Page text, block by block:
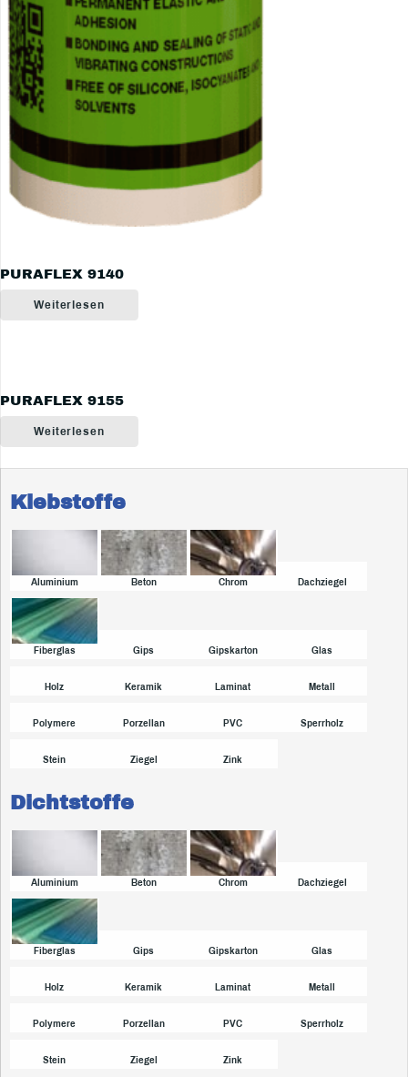
PURAFLEX 9140
Weiterlesen
PURAFLEX 9155
Weiterlesen
Klebstoffe
Aluminium Beton Chrom Dachziegel
Fiberglas Gips Gipskarton Glas
Holz Keramik Laminat Metall
Polymere Porzellan PVC Sperrholz
Stein Ziegel Zink
Dichtstoffe
Aluminium Beton Chrom Dachziegel
Fiberglas Gips Gipskarton Glas
Holz Keramik Laminat Metall
Polymere Porzellan PVC Sperrholz
Stein Ziegel Zink